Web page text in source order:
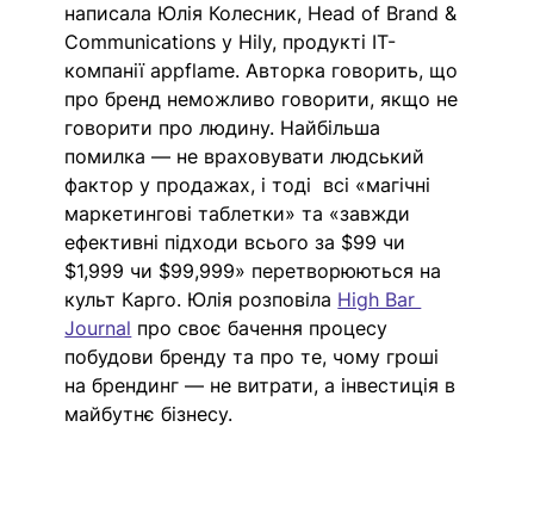
написала Юлія Колесник, Head of Brand &
Communications у Hily, продукті IT-
компанії appflame. Авторка говорить, що
про бренд неможливо говорити, якщо не
говорити про людину. Найбільша
помилка — не враховувати людський
фактор у продажах, і тоді  всі «магічні
маркетингові таблетки» та «завжди
ефективні підходи всього за $99 чи
$1,999 чи $99,999» перетворюються на
культ Карго. Юлія розповіла High Bar
Journal про своє бачення процесу
побудови бренду та про те, чому гроші
на брендинг — не витрати, а інвестиція в
майбутнє бізнесу.